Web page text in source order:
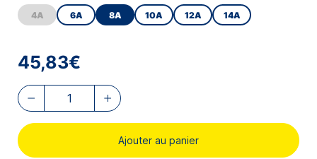
4A 6A 8A 10A 12A 14A
45,83€
Ajouter au panier